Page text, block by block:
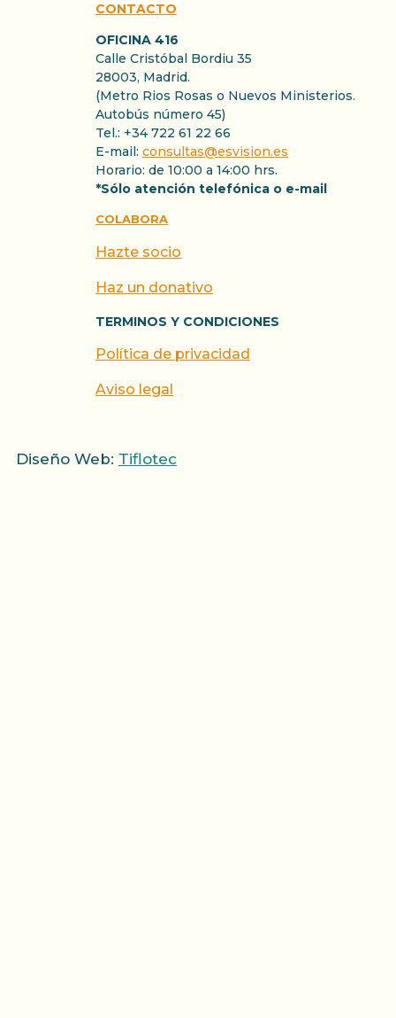
CONTACTO
OFICINA 416
Calle Cristóbal Bordiu 35
28003, Madrid.
(Metro Rios Rosas o Nuevos Ministerios.
Autobús número 45)
Tel.: +34 722 61 22 66
E-mail: consultas@esvision.es
Horario: de 10:00 a 14:00 hrs.
*Sólo atención telefónica o e-mail
COLABORA
Hazte socio
Haz un donativo
TERMINOS Y CONDICIONES
Política de privacidad
Aviso legal
Diseño Web: Tiflotec